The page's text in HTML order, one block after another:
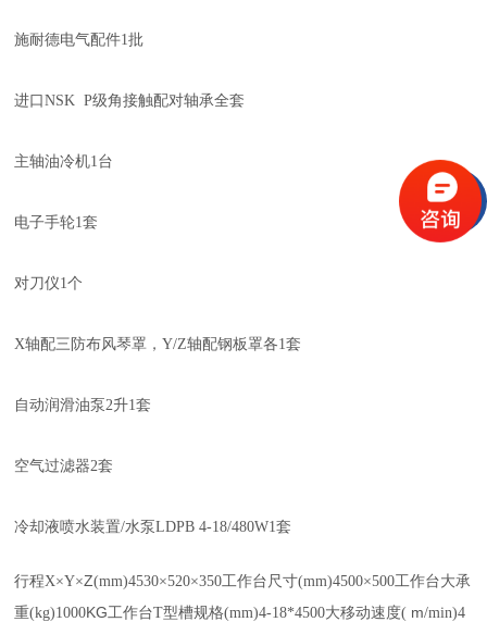
施耐德电气配件1批
进口NSK P级角接触配对轴承全套
主轴油冷机1台
电子手轮1套
对刀仪1个
X轴配三防布风琴罩 ，Y/Z轴配钢板罩各1套
自动润滑油泵2升1套
空气过滤器2套
冷却液喷水装置/水泵LDPB 4-18/480W1套
行程X×Y×Z(mm)4530×520×350工作台尺寸(mm)4500×500工作台大承
重(kg)1000KG工作台T型槽规格(mm)4-18*4500大移动速度( m/min)4